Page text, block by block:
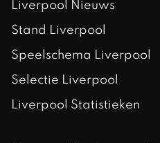
Liverpool Nieuws
Stand Liverpool
Speelschema Liverpool
Selectie Liverpool
Liverpool Statistieken